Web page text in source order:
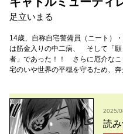
足立いまる
14歳、自称自宅警備員（ニート
は筋金入りの中二病、 そして「願
者」であった！！ さらに厄介な
宅のいや世界の平穏を守るため、
2025/
読